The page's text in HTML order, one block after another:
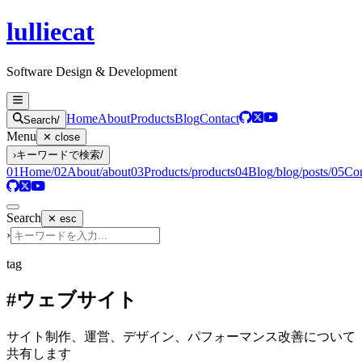
lulliecat
Software Design & Development
Search/ HomeAboutProductsBlogContact
Menu
✕ close
›キーワードで検索/
01Home/02About/about03Products/products04Blog/blog/posts/05
Search ✕ esc
›
tag
#ウェブサイト
サイト制作、運営、デザイン、パフォーマンス改善について
共有します